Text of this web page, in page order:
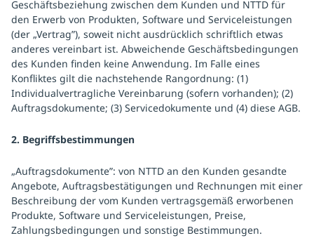
Geschäftsbeziehung zwischen dem Kunden und NTTD für
den Erwerb von Produkten, Software und Serviceleistungen
(der „Vertrag”), soweit nicht ausdrücklich schriftlich etwas
anderes vereinbart ist. Abweichende Geschäftsbedingungen
des Kunden finden keine Anwendung. Im Falle eines
Konfliktes gilt die nachstehende Rangordnung: (1)
Individualvertragliche Vereinbarung (sofern vorhanden); (2)
Auftragsdokumente; (3) Servicedokumente und (4) diese AGB.
2. Begriffsbestimmungen
„Auftragsdokumente”: von NTTD an den Kunden gesandte
Angebote, Auftragsbestätigungen und Rechnungen mit einer
Beschreibung der vom Kunden vertragsgemäß erworbenen
Produkte, Software und Serviceleistungen, Preise,
Zahlungsbedingungen und sonstige Bestimmungen.